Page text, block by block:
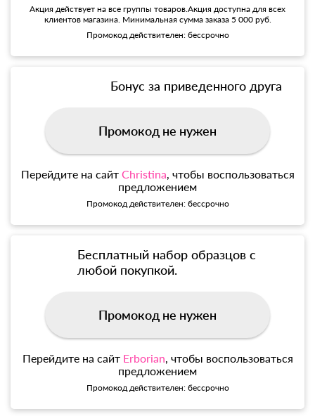
Акция действует на все группы товаров.Акция доступна для всех
клиентов магазина. Минимальная сумма заказа 5 000 руб.
Промокод действителен: бессрочно
Бонус за приведенного друга
Промокод не нужен
Перейдите на сайт Christina, чтобы воспользоваться
предложением
Промокод действителен: бессрочно
Бесплатный набор образцов с
любой покупкой.
Промокод не нужен
Перейдите на сайт Erborian, чтобы воспользоваться
предложением
Промокод действителен: бессрочно